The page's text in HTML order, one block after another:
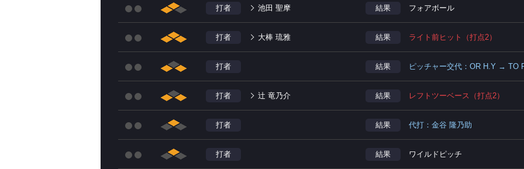
打者 池田 聖摩 結果 フォアボール
打者 大棒 琉雅 結果 ライト前ヒット（打点2）
打者 結果 ピッチャー交代：OR H.Y → TO
打者 辻 竜乃介 結果 レフトツーベース（打点2）
打者 結果 代打：金谷 隆乃助
打者 結果 ワイルドピッチ